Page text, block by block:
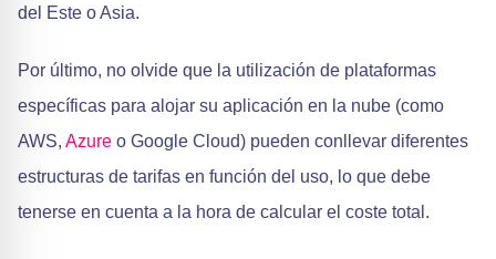
del Este o Asia.
Por último, no olvide que la utilización de plataformas
específicas para alojar su aplicación en la nube (como
AWS, Azure o Google Cloud) pueden conllevar diferentes
estructuras de tarifas en función del uso, lo que debe
tenerse en cuenta a la hora de calcular el coste total.